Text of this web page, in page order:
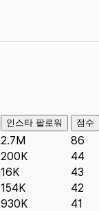
인스타 팔로워 점수
2.7M
86
200K
44
16K
43
154K
42
930K
41